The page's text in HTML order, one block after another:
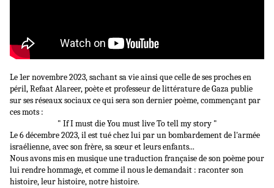
Le 1er novembre 2023, sachant sa vie ainsi que celle de ses proches en
péril, Refaat Alareer, poète et professeur de littérature de Gaza publie
sur ses réseaux sociaux ce qui sera son dernier poème, commençant par
ces mots :
" If I must dieYou must liveTo tell my story "
Le 6 décembre 2023, il est tué chez lui par un bombardement de l'armée
israélienne, avec son frère, sa sœur et leurs enfants...
Nous avons mis en musique une traduction française de son poème pour
lui rendre hommage, et comme il nous le demandait : raconter son
histoire, leur histoire, notre histoire.